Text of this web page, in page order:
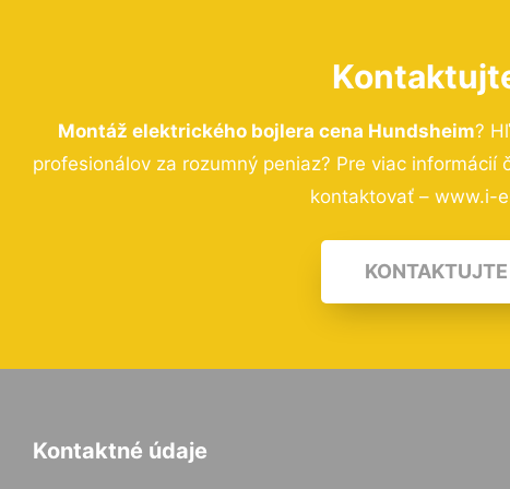
Montáž elektrického bojlera cena Hundsheim?
profesionálov za rozumný peniaz? Pre viac
kontaktovať – www.i-
Kontaktné údaje